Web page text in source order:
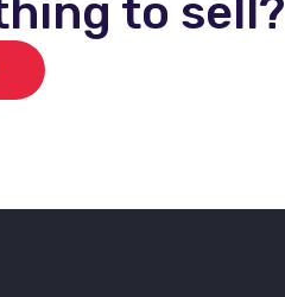
to sell?